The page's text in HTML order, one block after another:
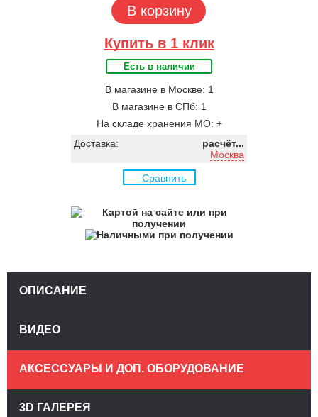
В корзину
Купить в 1 клик
Есть в наличии
В магазине в Москве: 1
В магазине в СПб: 1
На складе хранения МО: +
Доставка:
расчёт...
Москва
Сравнить
ОПИСАНИЕ
ВИДЕО
АКСЕССУАРЫ И ДОП. ОБОРУДОВАНИЕ
3D ГАЛЕРЕЯ